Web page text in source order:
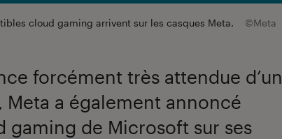
cloud gaming arrivent sur les casques Meta. ©Meta
forcément très attendue d’un
Meta a également annoncé
gaming de Microsoft sur ses